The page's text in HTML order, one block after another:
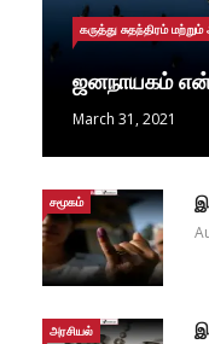
கருத்து சுதந்திரம்
ஜனநாயகம்
March 31, 2021
சமூகம்
அரசியல்